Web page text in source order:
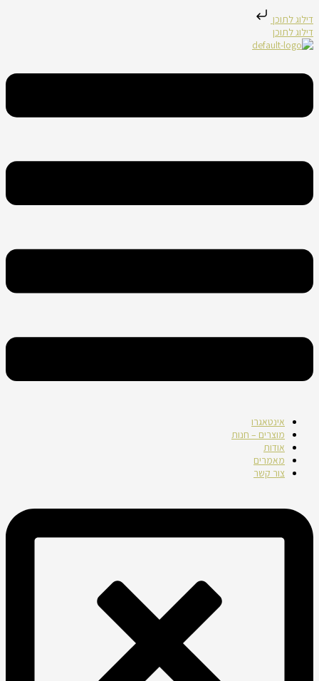
דילוג לתוכן
דילוג לתוכן
אינטאגרו
מוצרים – חנות
אודות
מאמרים
צור קשר